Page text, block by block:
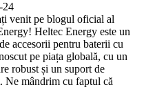
24
venit pe blogul oficial al
Heltec Energy este un
accesorii pentru baterii cu
pe piața globală, cu un
robust și un suport de
Ne mândrim cu faptul că